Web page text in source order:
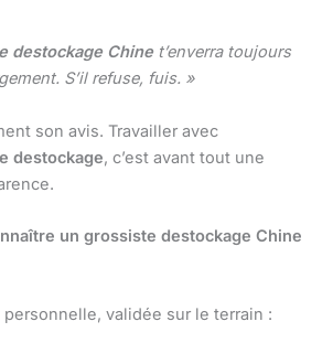
destockage Chinet’enverra toujours
S’il refuse, fuis. »
son avis. Travailler avec
destockage, c’est avant tout une
un grossiste destockage Chine
validée sur le terrain :